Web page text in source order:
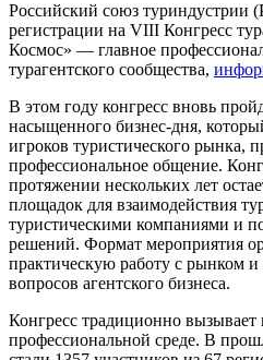
Российский союз туриндустрии
регистрации на VIII Конгресс
Космос» — главное
турагентского сообщества,
В этом году конгресс вновь
насыщенного бизнес-дня,
игроков туристического рынка,
профессиональное общение.
протяжении нескольких лет
площадок для взаимодействия
туристическими компаниями и
решений. Формат мероприятия
практическую работу с рынком
вопросов агентского бизнеса.
Конгресс традиционно вызывает
профессиональной среде. В